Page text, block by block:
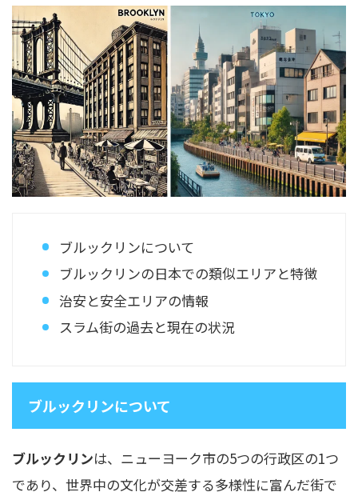
ブルックリンについて
ブルックリンの日本での類似エリアと特徴
治安と安全エリアの情報
スラム街の過去と現在の状況
ブルックリンについて
ブルックリンは、ニューヨーク市の5つの行政区の1つ
であり、世界中の文化が交差する多様性に富んだ街で